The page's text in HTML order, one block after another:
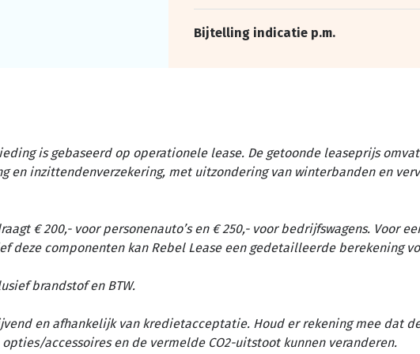
Bijtelling indicatie p.m.
is gebaseerd op operationele lease. De getoonde leaseprijs
en inzittendenverzekering, met uitzondering van winterbanden en
€ 200,- voor personenauto’s en € 250,- voor bedrijfswagens. Voor
deze componenten kan Rebel Lease een gedetailleerde berekening
brandstof en BTW.
en afhankelijk van kredietacceptatie. Houd er rekening mee dat
accessoires en de vermelde CO2-uitstoot kunnen veranderen.